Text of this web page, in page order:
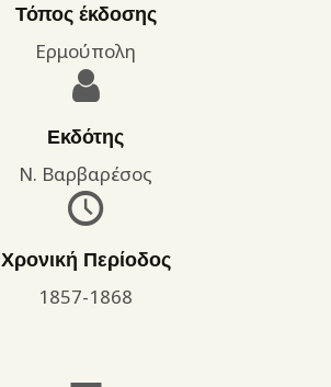
Τόπος έκδοσης
Ερμούπολη
Εκδότης
Ν. Βαρβαρέσος
Χρονική Περίοδος
1857-1868